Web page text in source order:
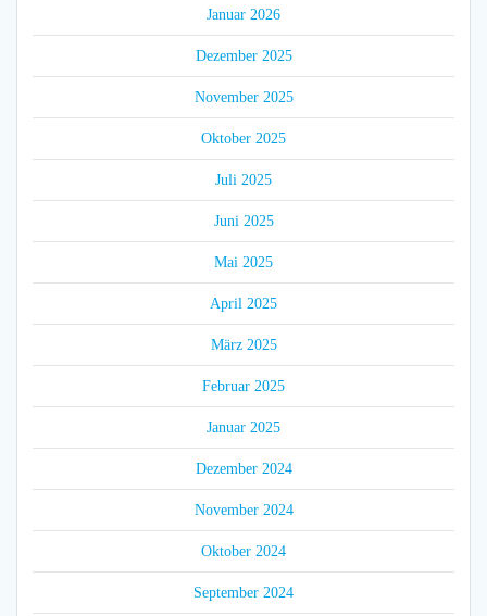
Januar 2026
Dezember 2025
November 2025
Oktober 2025
Juli 2025
Juni 2025
Mai 2025
April 2025
März 2025
Februar 2025
Januar 2025
Dezember 2024
November 2024
Oktober 2024
September 2024